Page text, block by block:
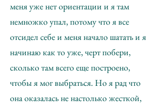
меня уже нет ориентации и я там
немножко упал, потому что я все
отсидел себе и меня начало шатать и я
начинаю как то уже, черт побери,
сколько там всего еще построено,
чтобы я мог выбраться. Но я рад что
она оказалась не настолько жесткой,